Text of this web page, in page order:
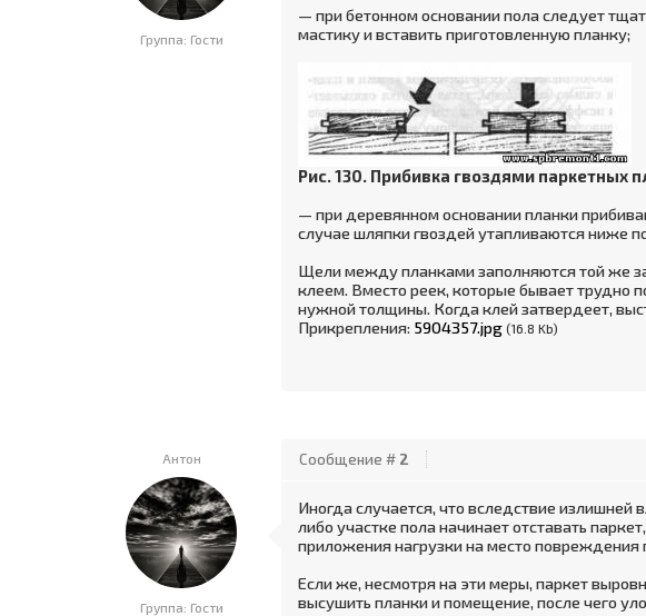
Группа: Гости
— при бетонном основании пола следует
мастику и вставить приготовленную планку;
Рис. 130. Прибивка гвоздями паркетных
— при деревянном основании планки
случае шляпки гвоздей утапливаются ниже
Щели между планками заполняются той же
клеем. Вместо реек, которые бывает трудно
нужной толщины. Когда клей затвердеет,
Прикрепления: 5904357.jpg (16.8 Kb)
Антон
Группа: Гости
Сообщение # 2
Иногда случается, что вследствие
либо участке пола начинает отставать
приложения нагрузки на место
Если же, несмотря на эти меры, паркет
высушить планки и помещение, после чего